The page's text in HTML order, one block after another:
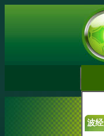
波